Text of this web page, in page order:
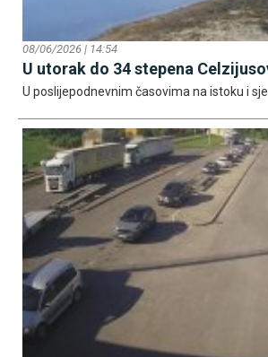
08/06/2026 | 14:54
U utorak do 34 stepena
U poslijepodnevnim časovima na istoku i